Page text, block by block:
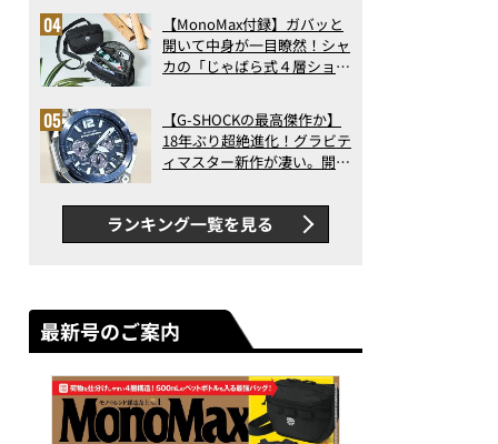
記事ランキングベスト3】
（2026年6月版）
【MonoMax付録】ガバッと
開いて中身が一目瞭然！シャ
カの「じゃばら式４層ショル
った！
【G-SHOCKの最高傑作か】
18年ぶり超絶進化！グラビテ
ィマスター新作が凄い。開発
新ムーブメントの衝撃
ランキング一覧を見る
最新号のご案内